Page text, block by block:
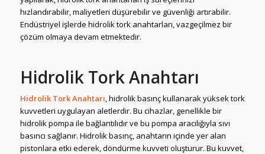
hızlandırabilir, maliyetleri düşürebilir ve güvenliği artırabilir.
Endüstriyel işlerde hidrolik tork anahtarları, vazgeçilmez bir
çözüm olmaya devam etmektedir.
Hidrolik Tork Anahtarı
Hidrolik Tork Anahtarı, hidrolik basınç kullanarak yüksek tork
kuvvetleri uygulayan aletlerdir. Bu cihazlar, genellikle bir
hidrolik pompa ile bağlantılıdır ve bu pompa aracılığıyla sıvı
basıncı sağlanır. Hidrolik basınç, anahtarın içinde yer alan
pistonlara etki ederek, döndürme kuvveti oluşturur. Bu kuvvet,